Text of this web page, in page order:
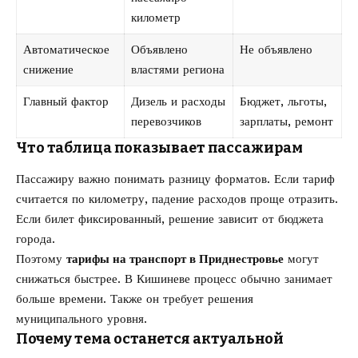
километр
Автоматическое
снижение
Объявлено
властями региона
Не объявлено
Главный фактор
Дизель и расходы
перевозчиков
Бюджет, льготы,
зарплаты, ремонт
Что таблица показывает пассажирам
Пассажиру важно понимать разницу форматов. Если тариф
считается по километру, падение расходов проще отразить.
Если билет фиксированный, решение зависит от бюджета
города.
Поэтому тарифы на транспорт в Приднестровье могут
снижаться быстрее. В Кишиневе процесс обычно занимает
больше времени. Также он требует решения
муниципального уровня.
Почему тема останется актуальной